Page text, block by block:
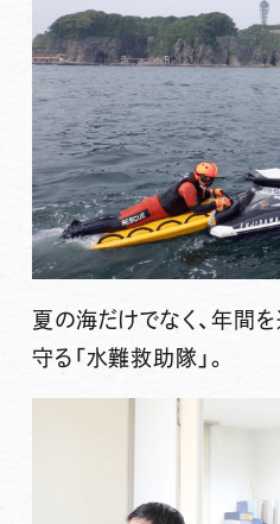
夏の海だけでなく、年間
守る「水難救助隊」。